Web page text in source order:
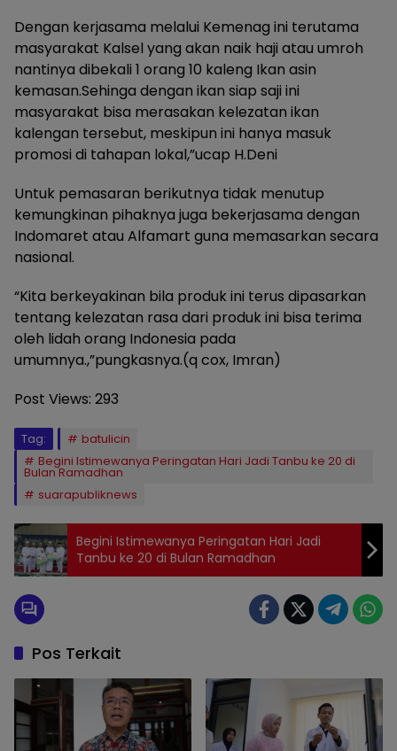
Dengan kerjasama melalui Kemenag ini terutama
masyarakat Kalsel yang akan naik haji atau umroh
nantinya dibekali 1 orang 10 kaleng Ikan asin
kemasan.Sehinga dengan ikan siap saji ini
masyarakat bisa merasakan kelezatan ikan
kalengan tersebut, meskipun ini hanya masuk
promosi di tahapan lokal,”ucap H.Deni
Untuk pemasaran berikutnya tidak menutup
kemungkinan pihaknya juga bekerjasama dengan
Indomaret atau Alfamart guna memasarkan secara
nasional.
“Kita berkeyakinan bila produk ini terus dipasarkan
tentang kelezatan rasa dari produk ini bisa terima
oleh lidah orang Indonesia pada
umumnya.,”pungkasnya.(q cox, Imran)
Post Views: 293
Tag:
batulicin
Begini Istimewanya Peringatan Hari Jadi Tanbu ke 20 di
Bulan Ramadhan
suarapubliknews
Begini Istimewanya Peringatan Hari Jadi
Tanbu ke 20 di Bulan Ramadhan
Pos Terkait